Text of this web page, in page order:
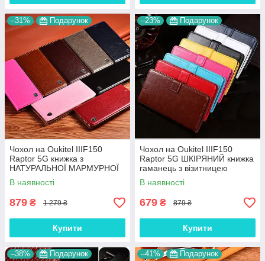
–31% Подарунок
Чохол на Oukitel IIIF150
Raptor 5G книжка з
НАТУРАЛЬНОЇ МАРМУРНОЇ
ШКІРИ із підставкою
протиударний магнітний
В наявності
879 ₴ 1 279 ₴
Купити
–23% Подарунок
Чохол на Oukitel IIIF150
Raptor 5G ШКІРЯНИЙ книжка
гаманець з візитницею
підставкою протиударний
"BENTYAGA"
В наявності
679 ₴ 879 ₴
Купити
–38% Подарунок –41% Подарунок